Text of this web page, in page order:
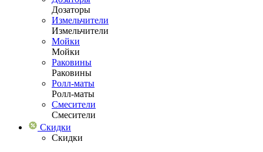
Дозаторы
Измельчители
Измельчители
Мойки
Мойки
Раковины
Раковины
Ролл-маты
Ролл-маты
Смесители
Смесители
Скидки
Скидки